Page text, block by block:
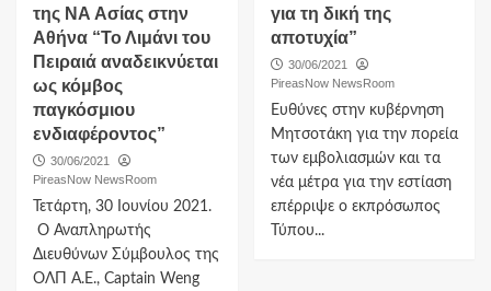
της ΝΑ Ασίας στην
Αθήνα “Το Λιμάνι του
Πειραιά αναδεικνύεται
ως κόμβος
παγκόσμιου
ενδιαφέροντος”
30/06/2021
PireasNow NewsRoom
Τετάρτη, 30 Ιουνίου 2021.
Ο Αναπληρωτής
Διευθύνων Σύμβουλος της
ΟΛΠ Α.Ε., Captain Weng
για τη δική της
αποτυχία”
30/06/2021
PireasNow NewsRoom
Ευθύνες στην κυβέρνηση
Μητσοτάκη για την πορεία
των εμβολιασμών και τα
νέα μέτρα για την εστίαση
επέρριψε ο εκπρόσωπος
Τύπου...